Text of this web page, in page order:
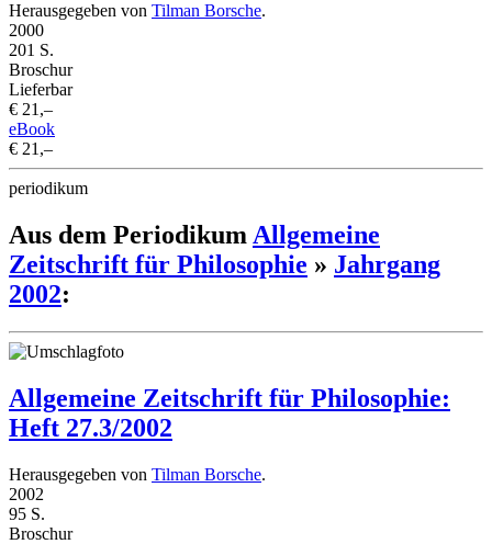
Herausgegeben von Tilman Borsche.
2000
201 S.
Broschur
Lieferbar
€ 21,–
eBook
€ 21,–
periodikum
Aus dem Periodikum Allgemeine
Zeitschrift für Philosophie » Jahrgang
2002:
Allgemeine Zeitschrift für Philosophie:
Heft 27.3/2002
Herausgegeben von Tilman Borsche.
2002
95 S.
Broschur